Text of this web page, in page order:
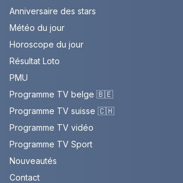
Anniversaire des stars
Météo du jour
Horoscope du jour
Résultat Loto
PMU
Programme TV belge 🇧🇪
Programme TV suisse 🇨🇭
Programme TV vidéo
Programme TV Sport
Nouveautés
Contact